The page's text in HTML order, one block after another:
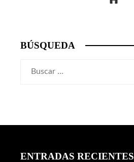
BÚSQUEDA
ENTRADAS RECIENTES